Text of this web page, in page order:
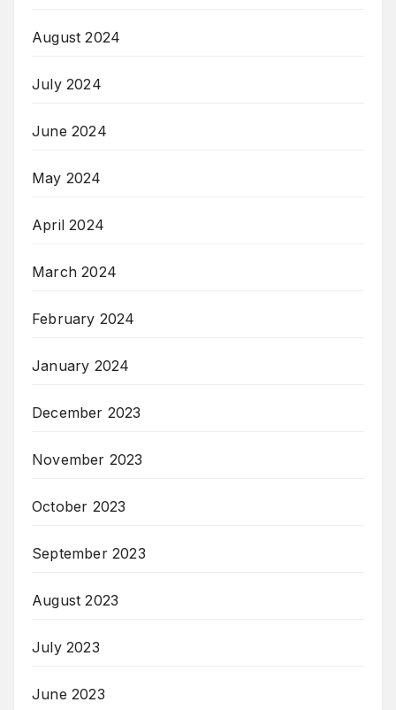
August 2024
July 2024
June 2024
May 2024
April 2024
March 2024
February 2024
January 2024
December 2023
November 2023
October 2023
September 2023
August 2023
July 2023
June 2023